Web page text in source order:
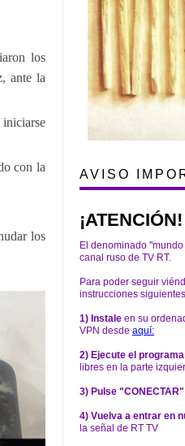
los
ante la
iniciarse
con la
los
AVISO
¡ATENCIÓN!
El denominado
canal ruso de TV RT.
Para poder seguir
instrucciones
1) Instale en su
VPN desde aquí:
2) Ejecute el programa
libres en la parte
3) Pulse "CONECTAR"
4) Vuelva a entrar en
la señal de RT TV